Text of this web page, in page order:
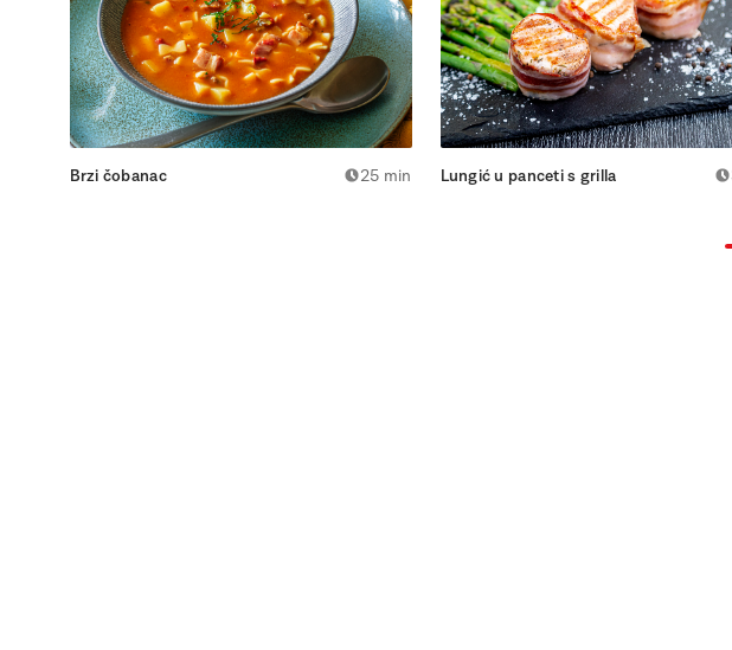
Brzi čobanac 25 min Lungić u panceti s grilla